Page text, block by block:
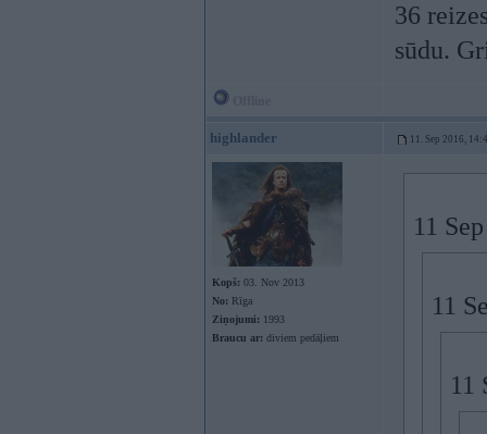
36
sūdu.
highlander 11. Sep 2016,
Kopš: 03. Nov 2013
No: Rīga
Ziņojumi: 1993
Braucu ar: diviem pedāļiem
11
11
11